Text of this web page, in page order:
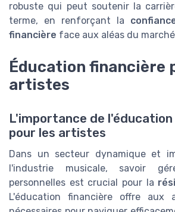
robuste qui peut soutenir la
terme, en renforçant la
financière face aux aléas du
Éducation financière
artistes
L'importance de
pour les artistes
Dans un secteur dynamique et
l'industrie musicale, savoir
personnelles est crucial pour la
L'éducation financière offre aux